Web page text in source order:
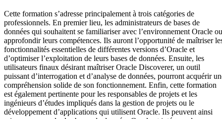
Cette formation s’adresse principalement à trois catégories de
professionnels. En premier lieu, les administrateurs de bases de
données qui souhaitent se familiariser avec l’environnement Oracle ou
approfondir leurs compétences. Ils auront l’opportunité de maîtriser
fonctionnalités essentielles de différentes versions d’Oracle et
d’optimiser l’exploitation de leurs bases de données. Ensuite, les
utilisateurs finaux désirant maîtriser Oracle Discoverer, un outil
puissant d’interrogation et d’analyse de données, pourront acquérir
compréhension solide de son fonctionnement. Enfin, cette formation
est également pertinente pour les responsables de projets et les
ingénieurs d’études impliqués dans la gestion de projets ou le
développement d’applications qui utilisent Oracle. Ils peuvent ainsi